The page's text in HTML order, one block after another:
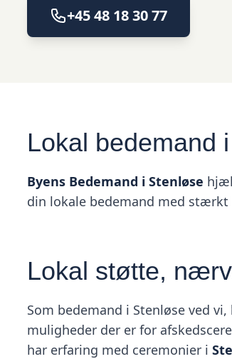
+45 48 18 30 77
Lokal
Byens Bedemand i Stenløse
din lokale bedemand med
Lokal støtte,
Som bedemand i Stenløse ved
muligheder der er for
har erfaring med ceremonier i